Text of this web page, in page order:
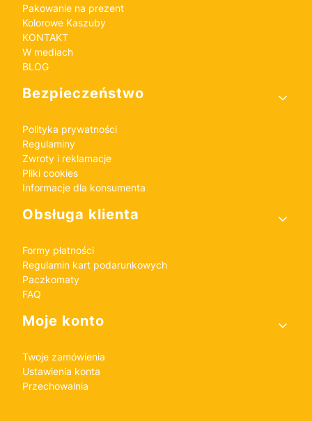
Pakowanie na prezent
Kolorowe Kaszuby
KONTAKT
W mediach
BLOG
Bezpieczeństwo
Polityka prywatności
Regulaminy
Zwroty i reklamacje
Pliki cookies
Informacje dla konsumenta
Obsługa klienta
Formy płatności
Regulamin kart podarunkowych
Paczkomaty
FAQ
Moje konto
Twoje zamówienia
Ustawienia konta
Przechowalnia